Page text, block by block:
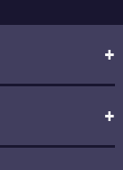
+
+